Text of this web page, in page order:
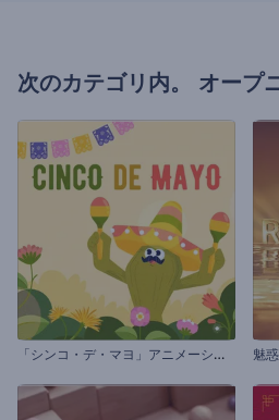
次のカテゴリ内。 オープ
「
シンコ・デ・マヨ」アニメーション 魅